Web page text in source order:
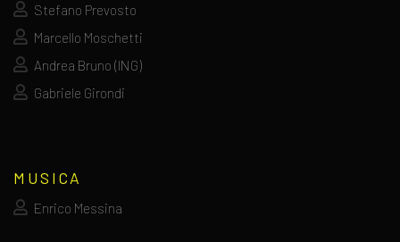
Stefano Prevosto
Marcello Moschetti
Andrea Bruno (ING)
Gabriele Girondi
MUSICA
Enrico Messina